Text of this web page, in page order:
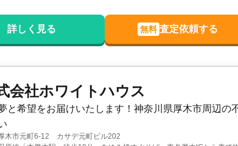
詳しく見る 無料 査定依頼する
会社ホワイトハウス
と希望をお届けいたします！神奈川県厚木市周辺の
木市元町6-12 カサデ元町ビル202